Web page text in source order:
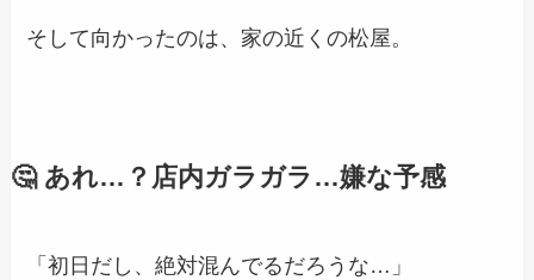
そして向かったのは、家の近くの松屋。
🤔 あれ…？店内ガラガラ…嫌な予感
「初日だし、絶対混んでるだろうな…」